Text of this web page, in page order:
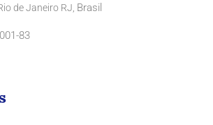
de Janeiro RJ, Brasil
83